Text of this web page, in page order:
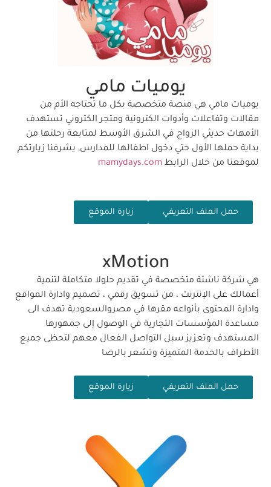
يوميات مامي
يوميات مامي هي منصة متخصصة بكل ما تحتاجه الأم من
مقالات وتفاعلات وأدوات الكترونية ومتجر الكتروني تستهدف
الأمهات حديثي الزواج في الشرق الأوسط لمتابعة رحلتها من
بداية حملها الأول حتي دخول اطفالها للمدارس, يشرفنا زيارتكم
لموقعنا من خلال الرابط mamydays.com
حمل الملف التعريفي زيارة الموقع
xMotion
هي شركة ناشئة متخصصة في تقديم حلولا متكاملة لتنمية
أعمالك على الإنترنت ، من تسويق رقمي ، تصميم وادارة المواقع
وادارة المحتوى بأنواعه مقرها في مصروالسعودية تهدف الى
مساعدة المؤسسات التجارية في الوصول إلى جمهورها
المستهدف وتعزيز سبل التواصل الفعال معهم لتحظى جميع
الأطراف بالخدمة المتميزة وتشعر بالرضا
حمل الملف التعريفي زيارة الموقع